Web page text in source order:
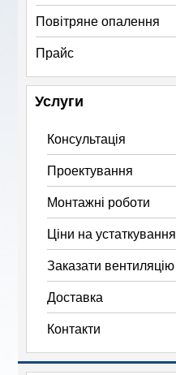
Повітряне опалення
Прайс
Услуги
Консультація
Проектування
Монтажні роботи
Ціни на устаткування
Заказати вентиляцію
Доставка
Контакти